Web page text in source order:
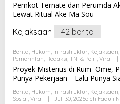
Pemkot Ternate dan Perumda
Lewat Ritual Ake Ma Sou
Kejaksaan 42 berita
Berita, Hukum, Infrastruktur, Kejaksaan,
Pemerintah, Redaksi, TNI & Polri, Viral
Proyek Misterius di Rum–Ome,
Punya Pekerjaan—Lalu Punya
Berita, Hukum, Infrastruktur, Kejaksaan,
Sosial, Viral Juli 30, 2026Oleh Faduli